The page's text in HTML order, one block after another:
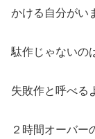
かける自分がい
駄作じゃないの
失敗作と呼べる
２時間オーバー